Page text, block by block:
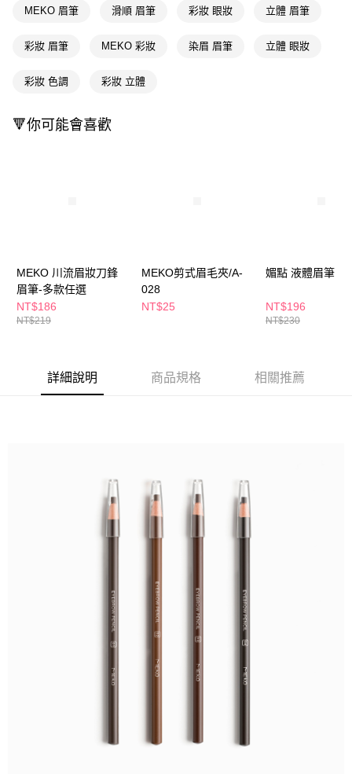
１．簡單：不需註冊會員、不需綁卡、不需儲值。
１．於結帳方式選擇「AFTEE先享後付」後，將跳轉至「AFTEE先享後付」
３．收到繳費通知簡訊後14天內，點擊此簡訊中的連結，可透過四大超商／
易，需依本服務之必要範圍內提供個人資料，並將交易相關給付款項請求債
權轉讓予恩沛科技股份有限公司。
２．關於個人資料處理事宜，請瀏覽以下網址：
https://aftee.tw/terms/#terms3
４．使用「AFTEE先享後付」時，將依據個別帳號之用戶狀況，依本公司即
時審查核予不同之上限額度；若仍有額度不足之情形，本公司將視審查結果
運送方式
全家取貨付款
每筆NT$65，滿NT$390(含以上)免運費
每筆NT$65，滿NT$490(含以上)免運費
付款後7-11取貨
每筆NT$65，滿NT$490(含以上)免運費
付款後寶雅門市自取(由倉庫統一出貨)
MEKO 眉筆 滑順 眉筆 彩妝 眼妝 立體 眉筆
彩妝 眉筆 MEKO 彩妝 染眉 眉筆 立體 眼妝
彩妝 色調 彩妝 立體
🔻你可能會喜歡
MEKO 川流眉妝刀鋒
眉筆-多款任選
NT$186
NT$219
MEKO剪式眉毛夾/A-
028
NT$25
媚點 液體眉筆
NT$196
NT$230
詳細說明 商品規格 相關推薦